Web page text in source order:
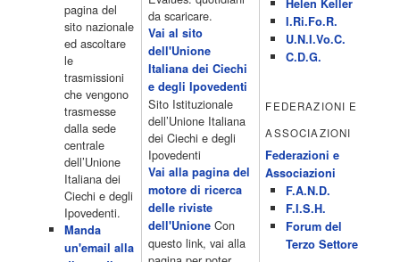
programmiTv - LA 7
4 Dicembre 2022
Programmi 06:00 - Tg La7/meteo/oroscopo/traffico06:55 - Movie
Flash07:00 - Omnibus ? Rassegna stampa07:30 - Tg La707:50 -
Omnibus09:50 - Coffee Break11:00 - L?aria che tira12:25 - I
men� di Benedetta13:30 - Tg La714:00 - Tg La7 Cronache14:40 -
Telefilm: Le strade di San Francisco - Omicidio di primo grado -
Una scuola di paura 16:30 […]
Acor3.it
programmiTv - CANALE 5 4 Dicembre 2022
Programmi 2/3 06.00 TG5/Traffico/Meteo/Borse e monete 08.00
TG5 Mattina 08.40 Mattino Cinque(TG5-Ore 10) 11.00 Forum
13.00 2/3 13.00 TG5 13.40 Beautiful 14.10 Centovetrine 14.45
Uomini e donne 16.15 2/3 16.15 Amici 16.55 Pomeriggio
cinque(All'interno: TG5-5 minuti 17.55) 18.50 Chi vuol essere
milionario 20.00 2/3 20.00 TG5 20.30 Striscia la notizia 21.10
pagina del
sito nazionale
ed ascoltare
le
trasmissioni
che vengono
trasmesse
dalla sede
centrale
dell’Unione
Italiana dei
Ciechi e degli
Ipovedenti.
Manda
un'email alla
da scaricare.
Vai al sito
dell'Unione
Italiana dei Ciechi
e degli Ipovedenti
Sito Istituzionale
dell’Unione Italiana
dei Ciechi e degli
Ipovedenti
Vai alla pagina del
motore di ricerca
delle riviste
dell'UnioneCon
questo link, vai alla
Helen Keller
I.Ri.Fo.R.
U.N.I.Vo.C.
C.D.G.
FEDERAZIONI E
ASSOCIAZIONI
Federazioni e
Associazioni
F.A.N.D.
F.I.S.H.
Forum del
Terzo Settore